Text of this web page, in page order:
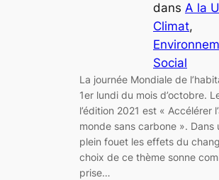
dans A la
Climat
Social
La journée Mondiale de
1er lundi du mois d’octobre.
l’édition 2021 est « Accélérer
monde sans carbone ».
plein fouet les effets du
choix de ce thème sonne
prise…